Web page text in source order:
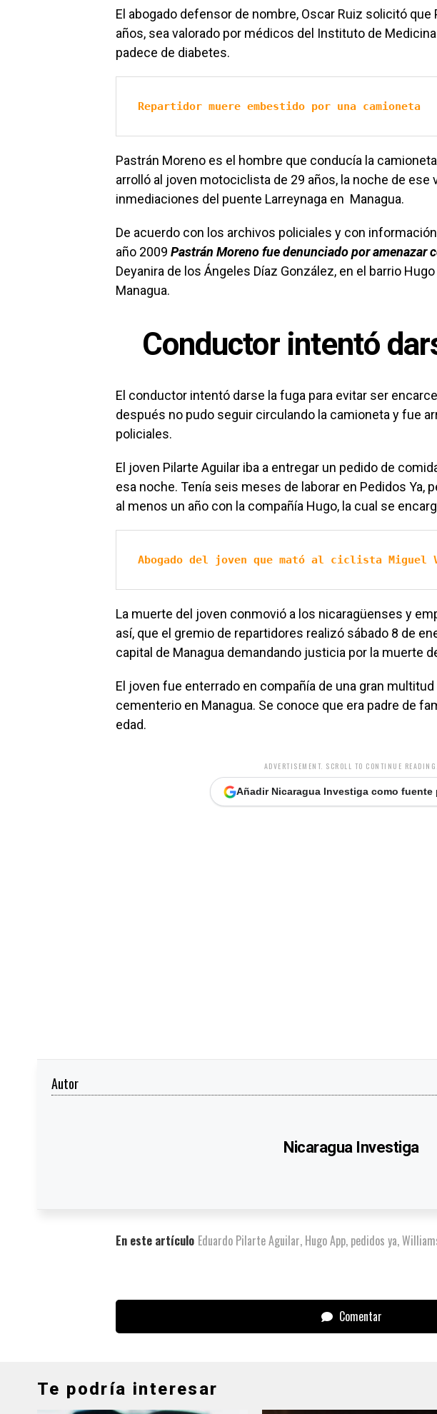
El abogado defensor de nombre, Oscar Ruiz solicitó que
años, sea valorado por médicos del Instituto de
padece de diabetes.
Repartidor muere embestido por una camioneta
Pastrán Moreno es el hombre que conducía la
arrolló al joven motociclista de 29 años, la noche de ese
inmediaciones del puente Larreynaga en Managua.
De acuerdo con los archivos policiales y con
año 2009 Pastrán Moreno fue denunciado por amenazar
Deyanira de los Ángeles Díaz González, en el barrio
Managua.
Conductor intentó
El conductor intentó darse la fuga para evitar ser
después no pudo seguir circulando la camioneta y fue
policiales.
El joven Pilarte Aguilar iba a entregar un pedido de
esa noche. Tenía seis meses de laborar en Pedidos Ya,
al menos un año con la compañía Hugo, la cual se
Abogado del joven que mató al ciclista Miguel
La muerte del joven conmovió a los nicaragüenses y
así, que el gremio de repartidores realizó sábado 8 de
capital de Managua demandando justicia por la muerte
El joven fue enterrado en compañía de una gran
cementerio en Managua. Se conoce que era padre de
edad.
ADVERTISEMENT. SCROLL TO CONTINUE READING.
Añadir Nicaragua Investiga como fuente
Autor
Nicaragua Investiga
En este artículo Eduardo Pilarte Aguilar, Hugo App, pedidos ya,
Comentar
Te podría interesar